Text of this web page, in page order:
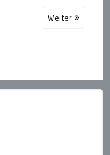
Weiter